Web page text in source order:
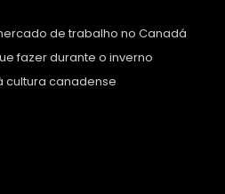
de trabalho no Canadá
fazer durante o inverno
cultura canadense